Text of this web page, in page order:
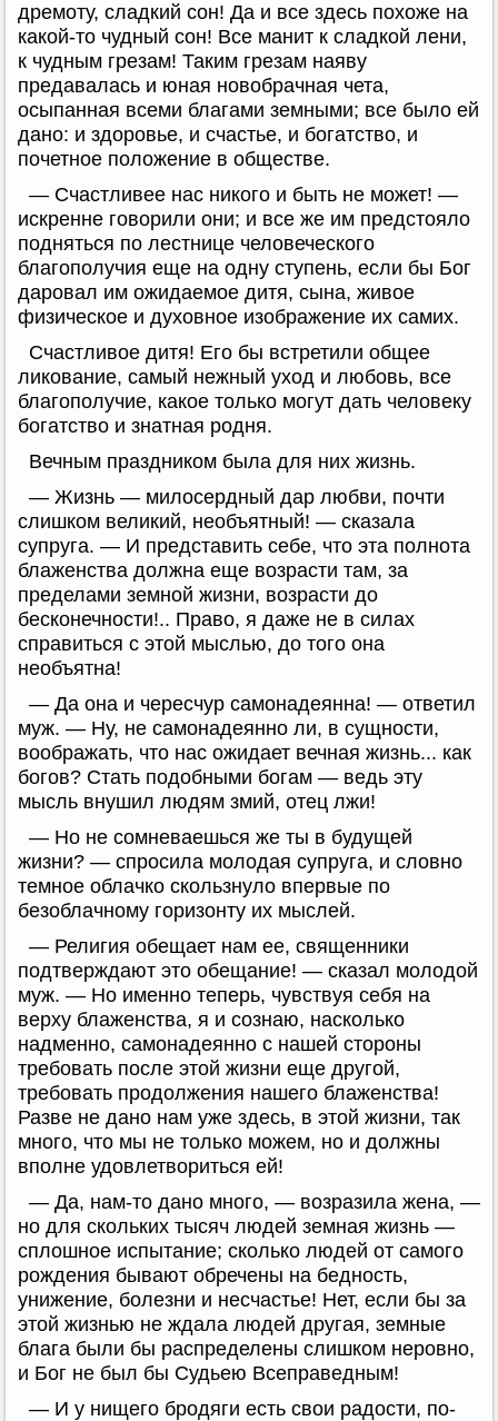
дремоту, сладкий сон! Да и все здесь похоже на
какой-то чудный сон! Все манит к сладкой лени,
к чудным грезам! Таким грезам наяву
предавалась и юная новобрачная чета,
осыпанная всеми благами земными; все было ей
дано: и здоровье, и счастье, и богатство, и
почетное положение в обществе.
— Счастливее нас никого и быть не может! —
искренне говорили они; и все же им предстояло
подняться по лестнице человеческого
благополучия еще на одну ступень, если бы Бог
даровал им ожидаемое дитя, сына, живое
физическое и духовное изображение их самих.
Счастливое дитя! Его бы встретили общее
ликование, самый нежный уход и любовь, все
благополучие, какое только могут дать человеку
богатство и знатная родня.
Вечным праздником была для них жизнь.
— Жизнь — милосердный дар любви, почти
слишком великий, необъятный! — сказала
супруга. — И представить себе, что эта полнота
блаженства должна еще возрасти там, за
пределами земной жизни, возрасти до
бесконечности!.. Право, я даже не в силах
справиться с этой мыслью, до того она
необъятна!
— Да она и чересчур самонадеянна! — ответил
муж. — Ну, не самонадеянно ли, в сущности,
воображать, что нас ожидает вечная жизнь... как
богов? Стать подобными богам — ведь эту
мысль внушил людям змий, отец лжи!
— Но не сомневаешься же ты в будущей
жизни? — спросила молодая супруга, и словно
темное облачко скользнуло впервые по
безоблачному горизонту их мыслей.
— Религия обещает нам ее, священники
подтверждают это обещание! — сказал молодой
муж. — Но именно теперь, чувствуя себя на
верху блаженства, я и сознаю, насколько
надменно, самонадеянно с нашей стороны
требовать после этой жизни еще другой,
требовать продолжения нашего блаженства!
Разве не дано нам уже здесь, в этой жизни, так
много, что мы не только можем, но и должны
вполне удовлетвориться ей!
— Да, нам-то дано много, — возразила жена, —
но для скольких тысяч людей земная жизнь —
сплошное испытание; сколько людей от самого
рождения бывают обречены на бедность,
унижение, болезни и несчастье! Нет, если бы за
этой жизнью не ждала людей другая, земные
блага были бы распределены слишком неровно,
и Бог не был бы Судьею Всеправедным!
— И у нищего бродяги есть свои радости, по-